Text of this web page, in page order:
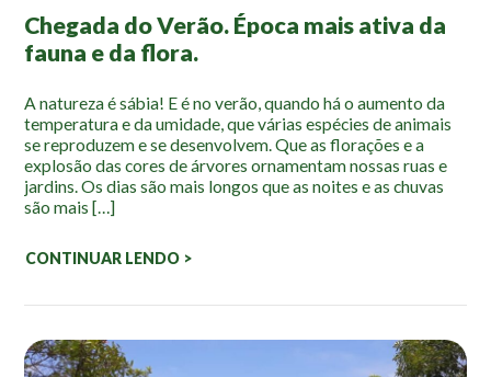
Mapa Ilustrado
Fauna e Flora
Aranhas
Anta
Palmeira Juçara
Bugio
Liquens
Tucano do Bico Verde
Chegada do Verão. Época mais ativa da
fauna e da flora.
A natureza é sábia! E é no verão, quando há o aumento da
temperatura e da umidade, que várias espécies de animais
se reproduzem e se desenvolvem. Que as florações e a
explosão das cores de árvores ornamentam nossas ruas e
jardins. Os dias são mais longos que as noites e as chuvas
são mais […]
CONTINUAR LENDO >